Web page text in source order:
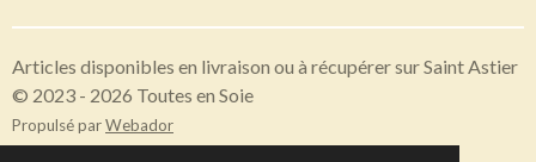
Articles disponibles en livraison ou à récupérer sur Saint Astier
© 2023 - 2026 Toutes en Soie
Propulsé parWebador